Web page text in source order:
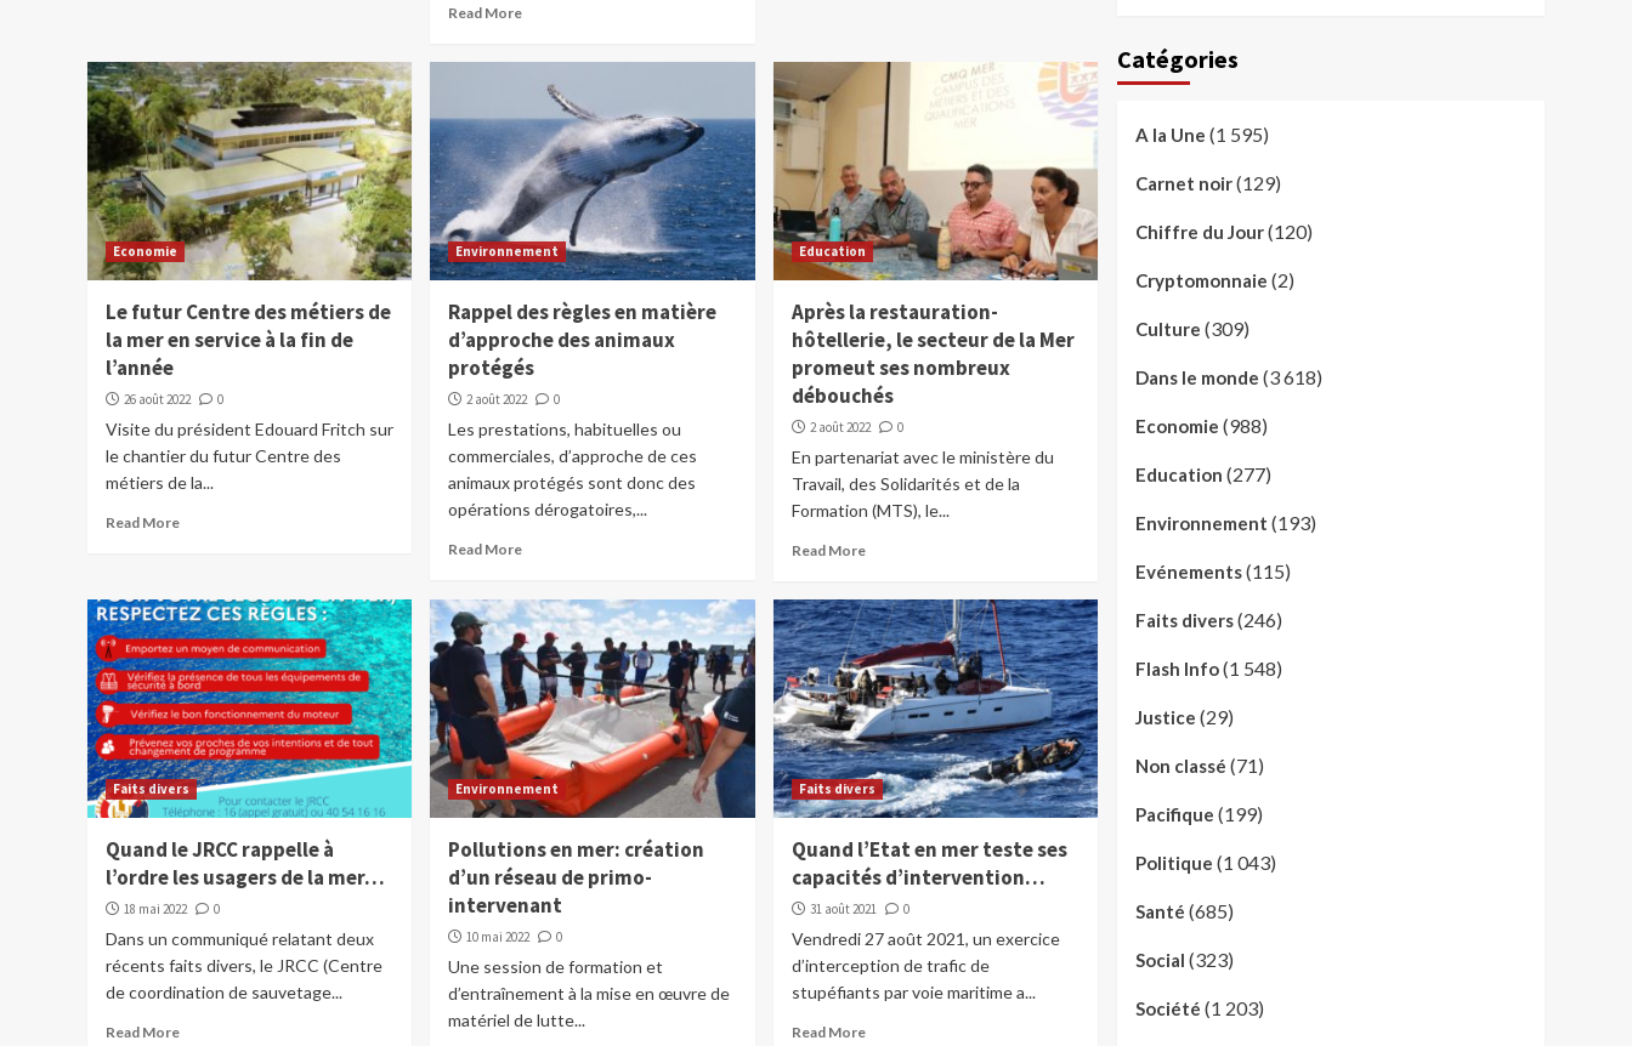
Read More
Economie
Le futur Centre des métiers de
la mer en service à la fin de
l’année
26 août 2022 0
Visite du président Edouard Fritch sur
le chantier du futur Centre des
métiers de la...
Read More
Environnement
Rappel des règles en matière
d’approche des animaux
protégés
2 août 2022 0
Les prestations, habituelles ou
commerciales, d’approche de ces
animaux protégés sont donc des
opérations dérogatoires,...
Read More
Education
Après la restauration-
hôtellerie, le secteur de la Mer
promeut ses nombreux
débouchés
2 août 2022 0
En partenariat avec le ministère du
Travail, des Solidarités et de la
Formation (MTS), le...
Read More
Faits divers
Quand le JRCC rappelle à
l’ordre les usagers de la mer…
18 mai 2022 0
Dans un communiqué relatant deux
récents faits divers, le JRCC (Centre
de coordination de sauvetage...
Read More
Environnement
Pollutions en mer: création
d’un réseau de primo-
intervenant
10 mai 2022 0
Une session de formation et
d’entraînement à la mise en œuvre de
matériel de lutte...
Faits divers
Quand l’Etat en mer teste ses
capacités d’intervention…
31 août 2021 0
Vendredi 27 août 2021, un exercice
d’interception de trafic de
stupéfiants par voie maritime a...
Read More
Catégories
A la Une (1 595)
Carnet noir(129)
Chiffre du Jour(120)
Cryptomonnaie (2)
Culture (309)
Dans le monde (3 618)
Economie (988)
Education (277)
Environnement (193)
Evénements(115)
Faits divers(246)
Flash Info(1 548)
Justice (29)
Non classé (71)
Pacifique (199)
Politique (1 043)
Santé (685)
Social (323)
Société (1 203)